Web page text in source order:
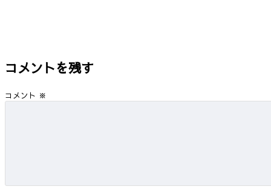
コメントを残す
コメント ※